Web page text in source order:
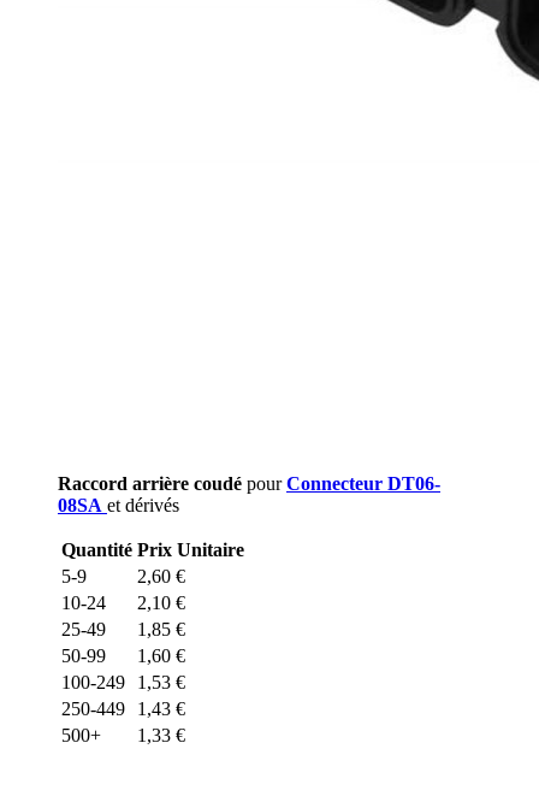
Raccord arrière coudé pourConnecteur DT06-
08SA et dérivés
Quantité Prix Unitaire
5-9
2,60 €
10-24
2,10 €
25-49
1,85 €
50-99
1,60 €
100-249
1,53 €
250-449
1,43 €
500+
1,33 €